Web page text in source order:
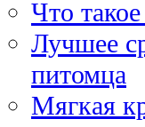
Что
Лучшее
питомца
Мягкая